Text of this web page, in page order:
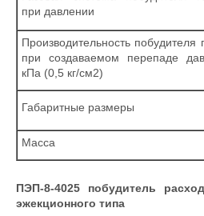
при давлении
Производительность побудителя
при создаваемом перепаде
кПа (0,5 кг/см2)
Габаритные размеры
Масса
ПЭП-8-4025 побудитель
эжекционного типа